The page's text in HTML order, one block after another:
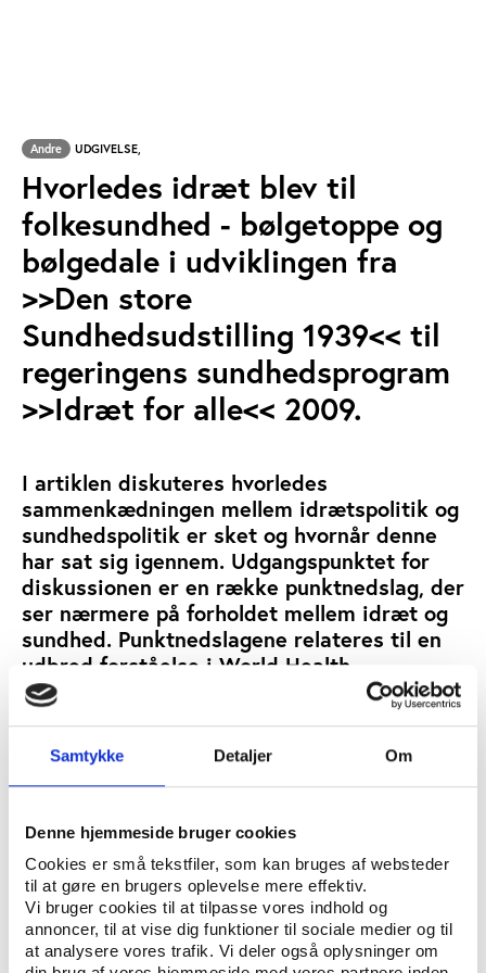
Samtykke Detaljer Om
Denne hjemmeside bruger cookies
Cookies er små tekstfiler, som kan bruges af websteder
til at gøre en brugers oplevelse mere effektiv.
Vi bruger cookies til at tilpasse vores indhold og
annoncer, til at vise dig funktioner til sociale medier og til
at analysere vores trafik. Vi deler også oplysninger om
Andre UDGIVELSE,
Hvorledes idræt blev til
folkesundhed - bølgetoppe og
bølgedale i udviklingen fra
>>Den store
Sundhedsudstilling 1939<< til
regeringens sundhedsprogram
>>Idræt for alle<< 2009.
I artiklen diskuteres hvorledes
sammenkædningen mellem idrætspolitik og
sundhedspolitik er sket og hvornår denne
har sat sig igennem. Udgangspunktet for
diskussionen er en række punktnedslag, der
ser nærmere på forholdet mellem idræt og
sundhed. Punktnedslagene relateres til en
udbred forståelse i World Health
Organisation af, at der i samme tid
idealtypisk har tegnet sig fire forskellige
sundhedsbølger.
NØGLEORD:
ÅBN RAPPORT
UDGIVER: FORUM FOR IDRÆT HISTORIE OG SAMFUND, SYDDANSK
UNIVERSITETSFORLAG